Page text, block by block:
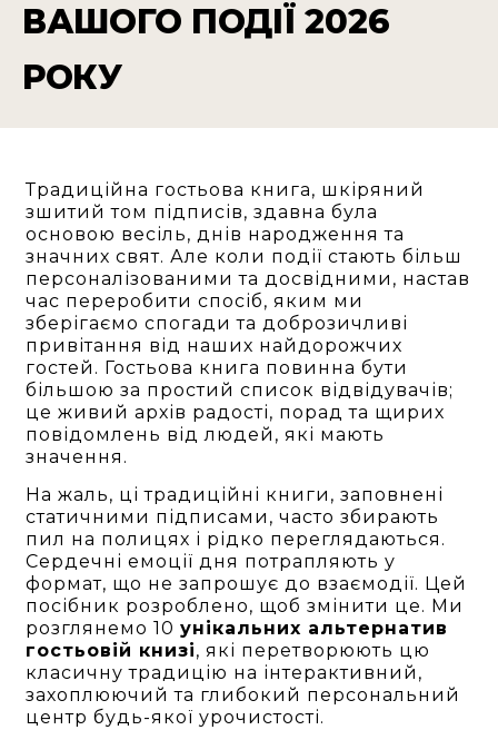
ВАШОГО ПОДІЇ 2026
РОКУ
Традиційна гостьова книга, шкіряний
зшитий том підписів, здавна була
основою весіль, днів народження та
значних свят. Але коли події стають більш
персоналізованими та досвідними, настав
час переробити спосіб, яким ми
зберігаємо спогади та доброзичливі
привітання від наших найдорожчих
гостей. Гостьова книга повинна бути
більшою за простий список відвідувачів;
це живий архів радості, порад та щирих
повідомлень від людей, які мають
значення.
На жаль, ці традиційні книги, заповнені
статичними підписами, часто збирають
пил на полицях і рідко переглядаються.
Сердечні емоції дня потрапляють у
формат, що не запрошує до взаємодії. Цей
посібник розроблено, щоб змінити це. Ми
розглянемо 10унікальних альтернатив
гостьовій книзі, які перетворюють цю
класичну традицію на інтерактивний,
захоплюючий та глибокий персональний
центр будь-якої урочистості.